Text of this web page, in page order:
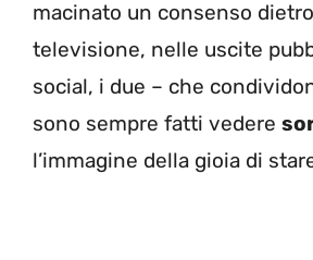
macinato un consenso dietro
televisione, nelle uscite
social, i due – che
sono sempre fatti vedere
l’immagine della gioia di